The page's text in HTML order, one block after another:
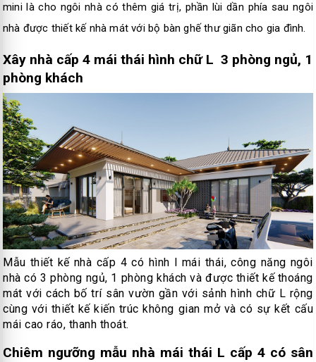
mini là cho ngôi nhà có thêm giá trị, phần lùi dần phía sau ngôi
nhà được thiết kế nhà mát với bộ bàn ghế thư giãn cho gia đình.
Xây nhà cấp 4 mái thái hình chữ L 3 phòng ngủ, 1
phòng khách
Mẫu thiết kế nhà cấp 4 có hình l mái thái, công năng ngôi
nhà có 3 phòng ngủ, 1 phòng khách và được thiết kế thoáng
mát với cách bố trí sân vườn gần với sảnh hình chữ L rộng
cùng với thiết kế kiến trúc không gian mở và có sự kết cấu
mái cao ráo, thanh thoát.
Chiêm ngưỡng mẫu nhà mái thái L cấp 4 có sân